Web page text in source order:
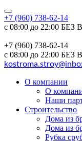
+7 (960) 738-62-14
с 08:00 до 22:00
+7 (960) 738-62-14
с 08:00 до 22:00
О компании
О
Наши
Строительство
Дома из
Дома из
Рубка